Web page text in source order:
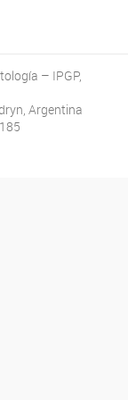
– IPGP,
Argentina